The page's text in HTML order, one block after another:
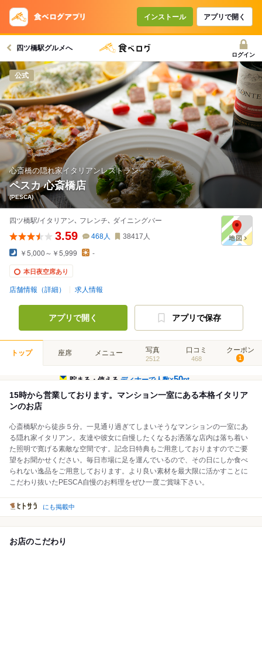
インストール アプリで開く
四ツ橋駅グルメへ
ログイン
公式
心斎橋の隠れ家イタリアンレストラン
ペスカ 心斎橋店
(PESCA)
四ツ橋駅/イタリアン､ フレンチ､ ダイニングバー
3.59 468人 38417 人
￥5,000～￥5,999 -
本日夜空席あり
店舗情報（詳細） 求人情報
アプリで開く アプリで保存
トップ 座席 メニュー 写真
2512
口コミ
468
クーポン
1
貯まる・使えるディナーで人数×50pt
15時から営業しております。マンション一室にある本格イタリア
ンのお店
心斎橋駅から徒歩５分。一見通り過ぎてしまいそうなマンションの一室にあ
る隠れ家イタリアン。友達や彼女に自慢したくなるお洒落な店内は落ち着い
た照明で寛げる素敵な空間です。記念日特典もご用意しておりますのでご要
望をお聞かせください。毎日市場に足を運んでいるので、その日にしか食べ
られない逸品をご用意しております。より良い素材を最大限に活かすことに
こだわり抜いたPESCA自慢のお料理をぜひ一度ご賞味下さい。
にも掲載中
お店のこだわり
コースで使えるクーポン
戻る
クーポンを利用せず予約する